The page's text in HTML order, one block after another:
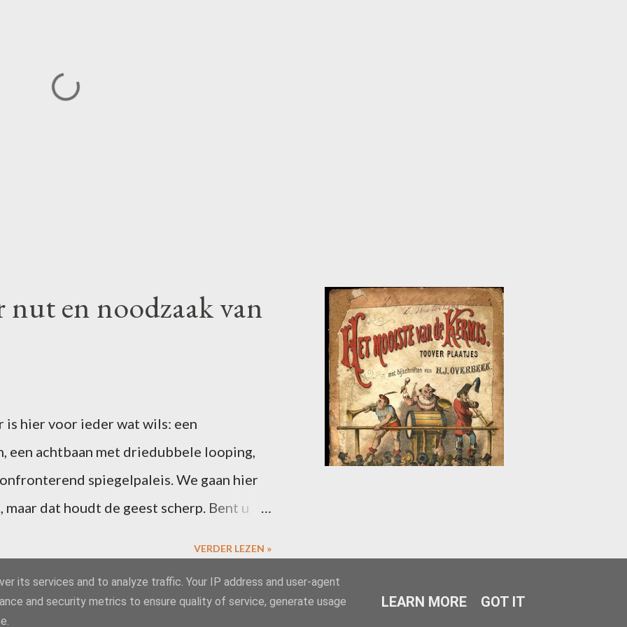
nut en noodzaak van
is hier voor ieder wat wils: een
een achtbaan met driedubbele looping,
spiegelpaleis. We gaan hier
dat houdt de geest scherp. Bent u
Vergeet niet te linken naar deze post, dan
slotcarousel. Alle riemen vast? Dan
bewezen … dat leerlingen
VERDER LEZEN »
Mogelijk gemaakt door Blogger
its services and to analyze traffic. Your IP address and user-agent
and security metrics to ensure quality of service, generate usage
LEARN MORE GOT IT